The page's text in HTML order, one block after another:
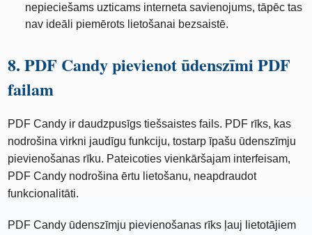
nepieciešams uzticams interneta savienojums, tāpēc tas
nav ideāli piemērots lietošanai bezsaistē.
8. PDF Candy pievienot ūdenszīmi PDF
failam
PDF Candy ir daudzpusīgs tiešsaistes fails. PDF rīks, kas
nodrošina virkni jaudīgu funkciju, tostarp īpašu ūdenszīmju
pievienošanas rīku. Pateicoties vienkāršajam interfeisam,
PDF Candy nodrošina ērtu lietošanu, neapdraudot
funkcionalitāti.
PDF Candy ūdenszīmju pievienošanas rīks ļauj lietotājiem